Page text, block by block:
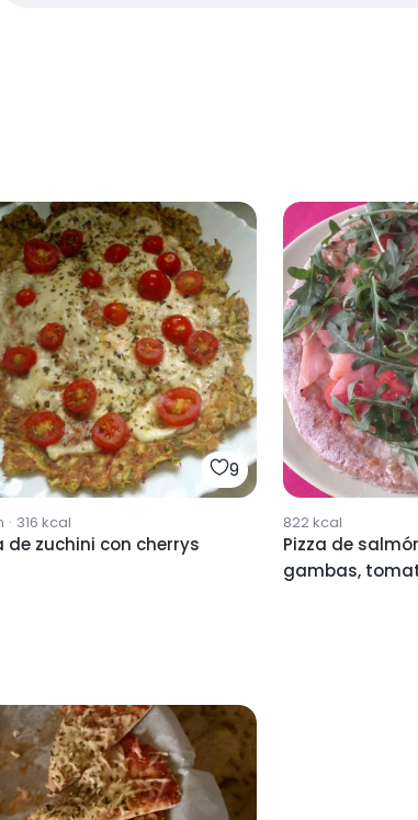
9
· 316 kcal
de zuchini con cherrys
822kcal
Pizza de
gambas,